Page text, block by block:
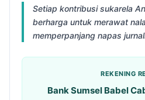
Setiap kontribusi sukarela
berharga untuk merawat
memperpanjang napas
REKENING
Bank Sumsel Babel